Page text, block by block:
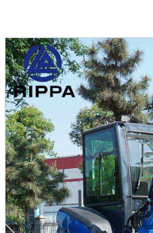
энергосбережение.два.